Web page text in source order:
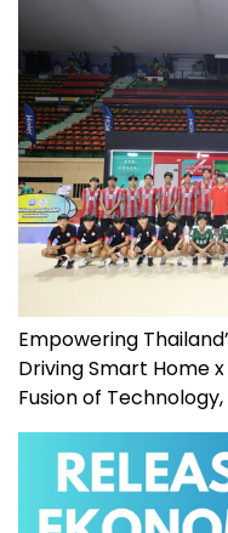
Empowering
Driving Smart Home
Fusion of